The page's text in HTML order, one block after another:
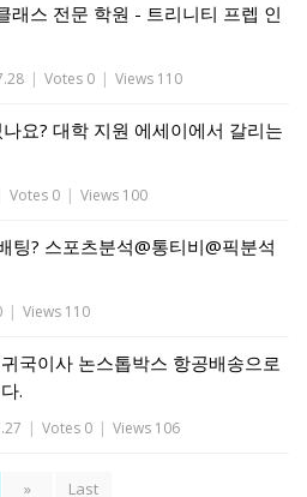
래스 전문 학원 - 트리니티 프렙 인
| Votes 0 | Views 110
요? 대학 지원 에세이에서 갈리는
Votes 0 | Views 100
팅? 스포츠분석@통티비@픽분석
| Views 110
국이사 논스톱박스 항공배송으로
.
| Votes 0 | Views 106
» Last